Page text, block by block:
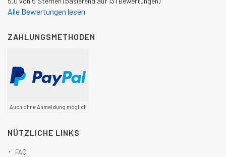
Alle Bewertungen lesen
ZAHLUNGSMETHODEN
Auch ohne Anmeldung möglich
NÜTZLICHE LINKS
FAQ